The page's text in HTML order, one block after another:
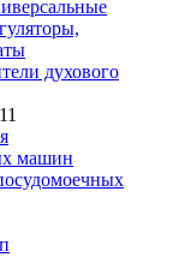
духового